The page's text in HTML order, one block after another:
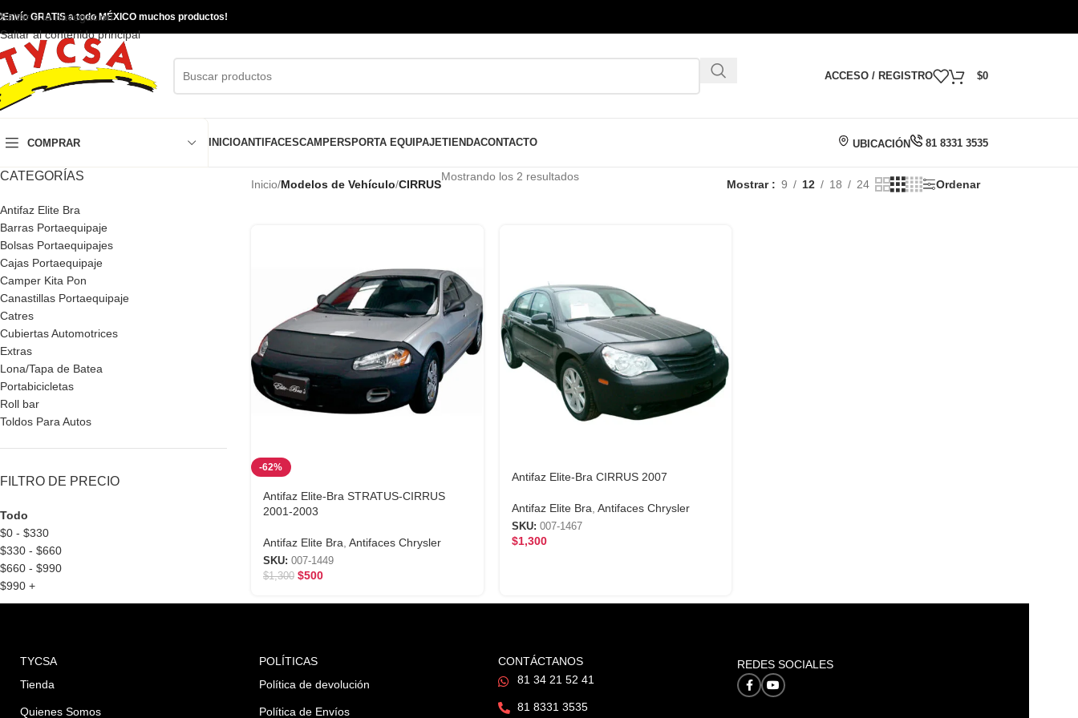
Saltar a la navegación
Saltar al contenido principal
Envío GRATIS a todo MÉXICO muchos productos!
ACCESO / REGISTRO $0
COMPRAR INICIOANTIFACESCAMPERS PORTA EQUIPAJETIENDACONTACTO UBICACIÓN 81 8331 3535
CATEGORÍAS
Antifaz Elite Bra
Barras Portaequipaje
Bolsas Portaequipajes
Cajas Portaequipaje
Camper Kita Pon
Canastillas Portaequipaje
Catres
Cubiertas Automotrices
Extras
Lona/Tapa de Batea
Portabicicletas
Roll bar
Toldos Para Autos
FILTRO DE PRECIO
Todo
$0 - $330
$330 - $660
$660 - $990
$990 +
Inicio/Modelos de Vehículo/CIRRUS
Mostrando los 2 resultados
Mostrar 9 12 18 24 Ordenar
-62%
Antifaz Elite-Bra STRATUS-CIRRUS
2001-2003
Antifaz Elite Bra Antifaces Chrysler
SKU: 007-1449
$1,300 $500
Antifaz Elite-Bra CIRRUS 2007
Antifaz Elite Bra Antifaces Chrysler
SKU: 007-1467
$1,300
TYCSA
Tienda
Quienes Somos
POLÍTICAS
Política de devolución
Política de Envíos
CONTÁCTANOS
81 34 21 52 41
81 8331 3535
REDES SOCIALES